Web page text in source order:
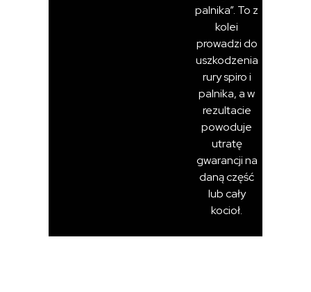
palnika”. To z
kolei
prowadzi do
uszkodzenia
rury spiro i
palnika, a w
rezultacie
powoduje
utratę
gwarancji na
daną część
lub cały
kocioł.